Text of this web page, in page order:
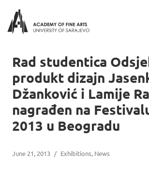
Rad studentica
produkt dizajn
Džanković i Lamije
nagrađen na
2013 u Beogradu
June 21, 2013 / Exhibitions, News